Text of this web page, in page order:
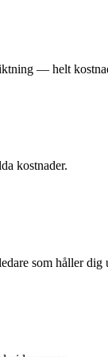
— helt
kostnader.
som håller dig